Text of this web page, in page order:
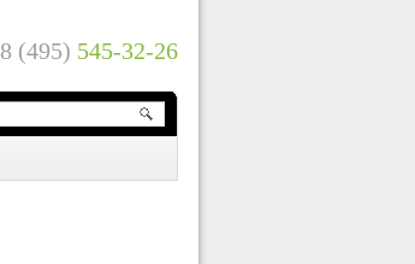
8 (495) 545-32-26